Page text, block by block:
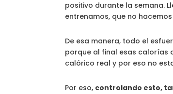
positivo durante la semana.
entrenamos, que no
De esa manera, todo el
porque al final esas calorías
calórico real y por eso no
Por eso, controlando esto,